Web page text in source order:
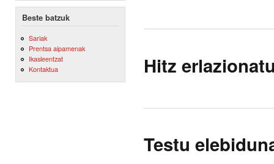
Beste batzuk
Sariak
Prentsa aipamenak
Ikasleentzat
Kontaktua
Hitz
Testu